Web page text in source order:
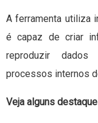
A ferramenta utiliza
é capaz de criar
reproduzir dados
processos internos
Veja alguns